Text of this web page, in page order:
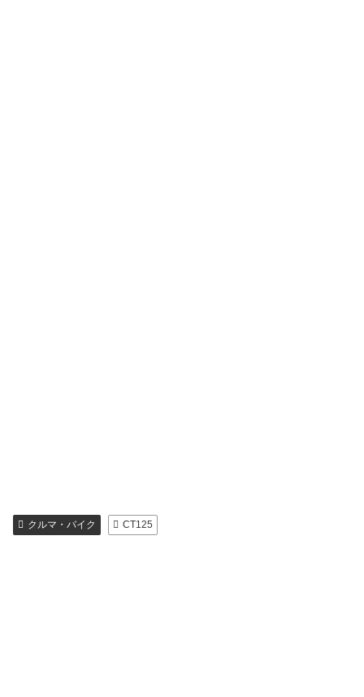
クルマ・バイク CT125